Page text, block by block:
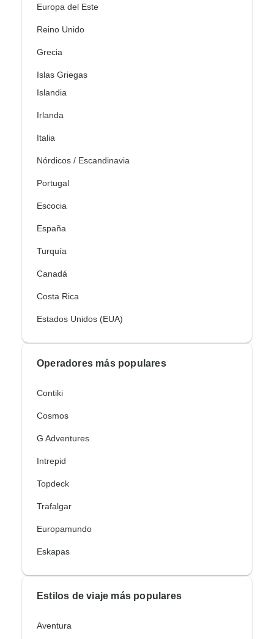
Europa del Este
Reino Unido
Grecia
Islas Griegas
Islandia
Irlanda
Italia
Nórdicos / Escandinavia
Portugal
Escocia
España
Turquía
Canadá
Costa Rica
Estados Unidos (EUA)
Operadores más populares
Contiki
Cosmos
G Adventures
Intrepid
Topdeck
Trafalgar
Europamundo
Eskapas
Estilos de viaje más populares
Aventura